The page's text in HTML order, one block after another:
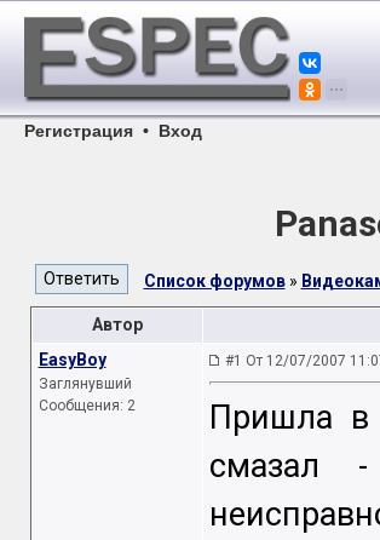
Регистрация • Вход
Список форумов»
Автор
EasyBoy
Заглянувший
Сообщения: 2
#1 От 12/07/2007
Пришла в
смазал -